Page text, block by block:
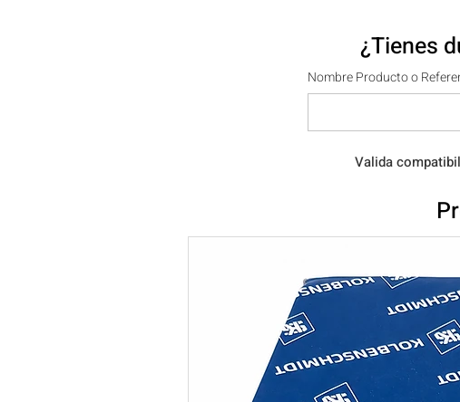
¿Tienes
Nombre Producto o
Valida